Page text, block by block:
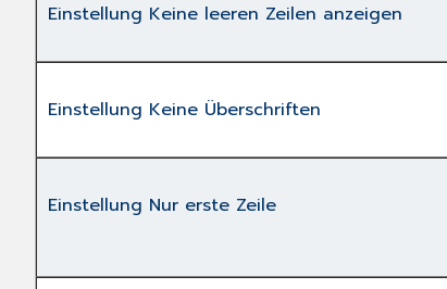
Einstellung Keine leeren Zeilen anzeigen
Einstellung Keine Überschriften
Einstellung Nur erste Zeile